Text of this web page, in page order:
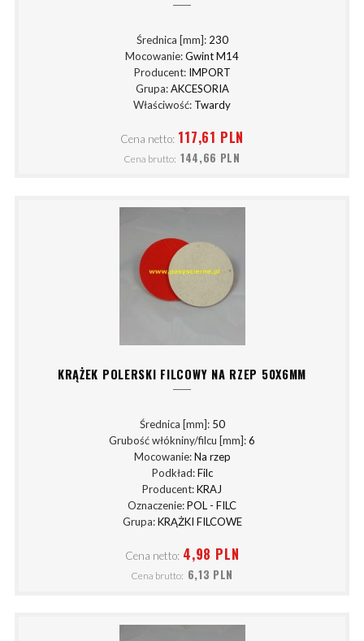
Średnica [mm]: 230
Mocowanie:Gwint M14
Producent: IMPORT
Grupa:AKCESORIA
Właściwość: Twardy
Cena netto: 117,61 PLN
Cena brutto: 144,66 PLN
KRĄŻEK POLERSKI FILCOWY NA RZEP 50X6MM
Średnica [mm]: 50
Grubość włókniny/filcu [mm]:6
Mocowanie:Na rzep
Podkład:Filc
Producent:KRAJ
Oznaczenie:POL - FILC
Grupa:KRĄŻKI FILCOWE
Cena netto: 4,98 PLN
Cena brutto: 6,13 PLN